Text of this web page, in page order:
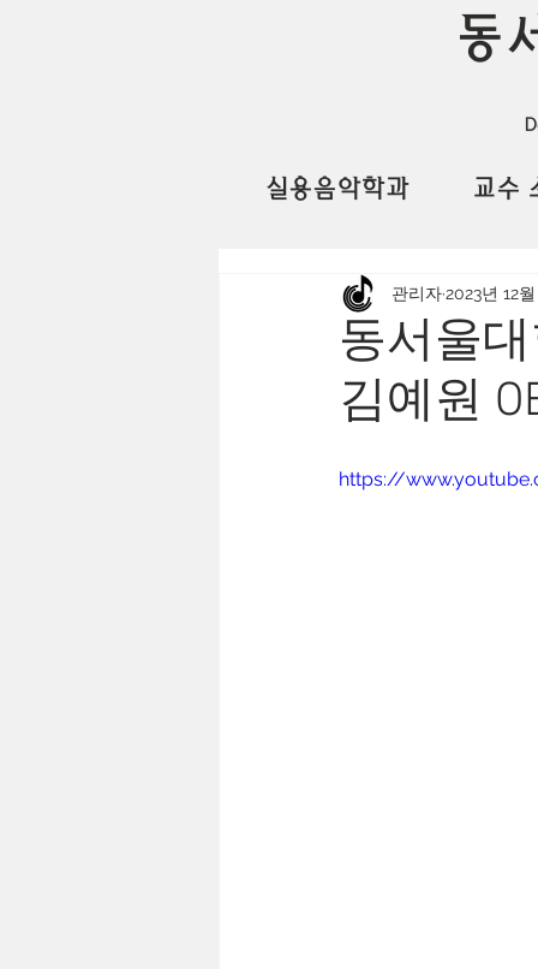
동
실용음악학과 교수
동서울
김예원
관리자2023년 12월
https://